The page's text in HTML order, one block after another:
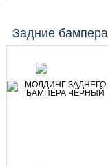
Задние бампера